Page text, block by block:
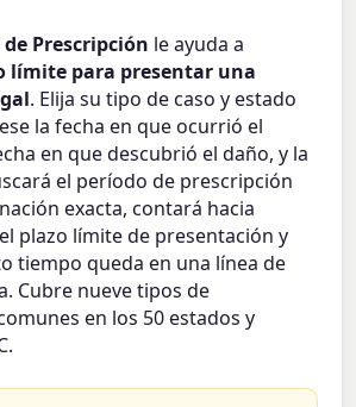
Prescripción le ayuda a
límite para presentar una
. Elija su tipo de caso y estado
la fecha en que ocurrió el
en que descubrió el daño, y la
el período de prescripción
exacta, contará hacia
plazo límite de presentación y
tiempo queda en una línea de
Cubre nueve tipos de
en los 50 estados y